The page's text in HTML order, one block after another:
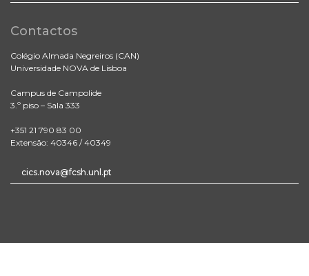
Contactos
Colégio Almada Negreiros (CAN)
Universidade NOVA de Lisboa
Campus de Campolide
3.º piso – Sala 333
+351 21 790 83 00
Extensão: 40346 / 40349
cics.nova@fcsh.unl.pt